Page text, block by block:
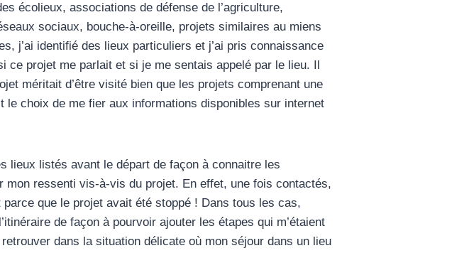
écolieux, associations de défense de l’agriculture,
sociaux, bouche-à-oreille, projets similaires au miens
j’ai identifié des lieux particuliers et j’ai pris connaissance
projet me parlait et si je me sentais appelé par le lieu. Il
méritait d’être visité bien que les projets comprenant une
choix de me fier aux informations disponibles sur internet
lieux listés avant le départ de façon à connaitre les
mon ressenti vis-à-vis du projet. En effet, une fois contactés,
que le projet avait été stoppé ! Dans tous les cas,
de façon à pourvoir ajouter les étapes qui m’étaient
dans la situation délicate où mon séjour dans un lieu